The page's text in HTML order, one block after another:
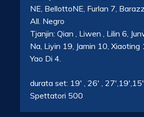
NE, BellottoNE, Furlan 7,
All. Negro
Tjanjin: Qian , Liwen , Lilin 6,
Na, Liyin 19, Jamin 10, Xiaoting
Yao Di 4.
durata set: 19′ , 26′ ,
Spettatori 500